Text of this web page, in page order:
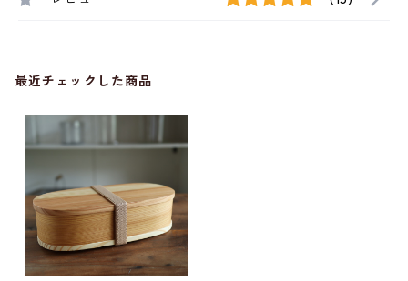
最近チェックした商品